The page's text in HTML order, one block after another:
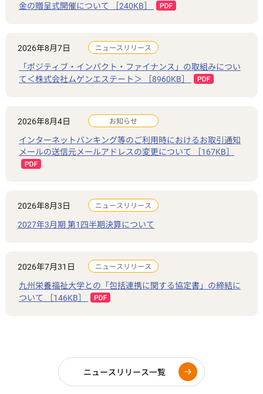
金の贈呈式開催について ［240KB］
2026年8月7日 ニュースリリース
「ポジティブ・インパクト・ファイナンス」の取組みについ
て＜株式会社ムゲンエステート＞ ［8960KB］
2026年8月4日 お知らせ
インターネットバンキング等のご利用時におけるお取引通知
メールの送信元メールアドレスの変更について ［167KB］
2026年8月3日 ニュースリリース
2027年3月期 第1四半期決算について
2026年7月31日 ニュースリリース
九州栄養福祉大学との「包括連携に関する協定書」の締結に
ついて ［146KB］
ニュースリリース一覧